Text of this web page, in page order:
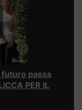
futuro passa
PER IL